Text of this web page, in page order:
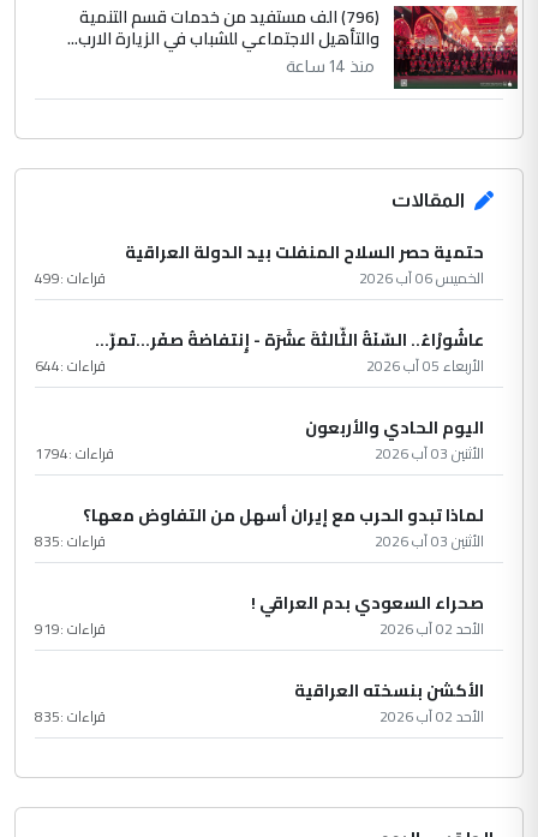
(796) الف مستفيد من خدمات قسم التنمية
والتأهيل الاجتماعي للشباب في الزيارة الارب...
منذ 14 ساعة
المقالات
حتمية حصر السلاح المنفلت بيد الدولة العراقية
الخميس 06 آب 2026 قراءات :499
عاشُورْاءُ.. السّنَةُ الثّالثةَ عشَرَة - إِنتفاضةُ صفَر…تمرّ...
الأربعاء 05 آب 2026 قراءات :644
اليوم الحادي والأربعون
الأثنين 03 آب 2026 قراءات :1794
لماذا تبدو الحرب مع إيران أسهل من التفاوض معها؟
الأثنين 03 آب 2026 قراءات :835
صحراء السعودي بدم العراقي !
الأحد 02 آب 2026 قراءات :919
الأكشن بنسخته العراقية
الأحد 02 آب 2026 قراءات :835